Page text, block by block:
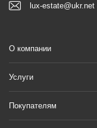
lux-estate@ukr.net
О компании
Услуги
Покупателям